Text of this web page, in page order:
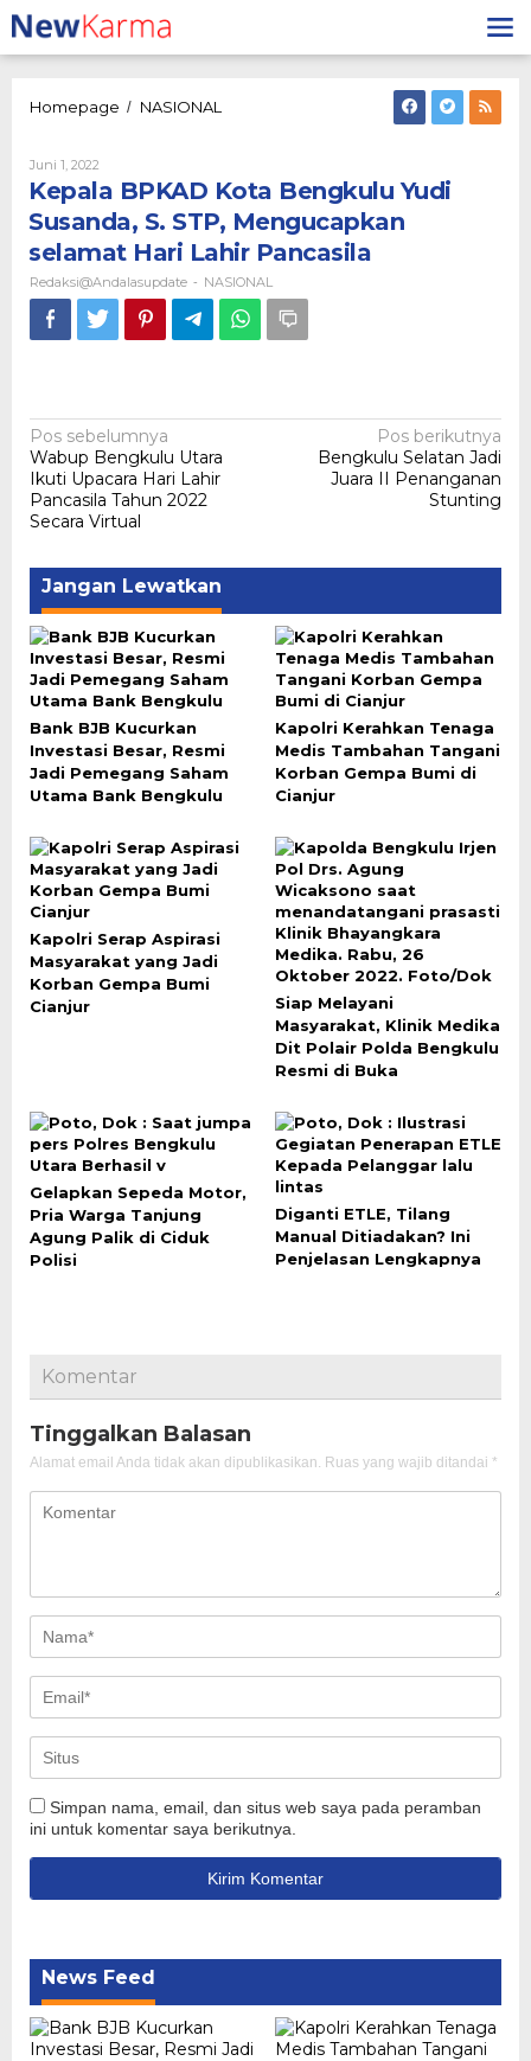
Lewati
ke
konten
Homepage / NASIONAL
Yudi
Susanda,
S.
STP,
Mengucapkan
selamat Hari
Lahir
Pancasila
Juni 1, 2022
Redaksi@andalasupdate
Kepala BPKAD Kota Bengkulu Yudi
Susanda, S. STP, Mengucapkan
selamat Hari Lahir Pancasila
Redaksi@andalasupdate - NASIONAL
Navigasi
pos
Pos sebelumnya
Wabup Bengkulu Utara
Ikuti Upacara Hari Lahir
Pancasila Tahun 2022
Secara Virtual
Pos berikutnya
Bengkulu Selatan Jadi
Juara II Penanganan
Stunting
Jangan Lewatkan
Bank BJB Kucurkan
Investasi Besar, Resmi
Jadi Pemegang Saham
Utama Bank Bengkulu
Kapolri Kerahkan Tenaga
Medis Tambahan Tangani
Korban Gempa Bumi di
Cianjur
Kapolri Serap Aspirasi
Masyarakat yang Jadi
Korban Gempa Bumi
Cianjur
Siap Melayani
Masyarakat, Klinik Medika
Dit Polair Polda Bengkulu
Resmi di Buka
Gelapkan Sepeda Motor,
Pria Warga Tanjung
Agung Palik di Ciduk
Polisi
Diganti ETLE, Tilang
Manual Ditiadakan? Ini
Penjelasan Lengkapnya
Komentar
Tinggalkan Balasan
Alamat email Anda tidak akan dipublikasikan. Ruas yang wajib ditandai *
Simpan nama, email, dan situs web saya pada peramban
ini untuk komentar saya berikutnya.
News Feed